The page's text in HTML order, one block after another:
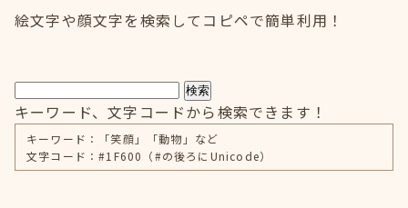
絵文字や顔文字を検索してコピペで簡単利用！
検索
キーワード、文字コードから検索できます！
キーワード：「笑顔」「動物」など
文字コード：#1F600（#の後ろにUnicode）